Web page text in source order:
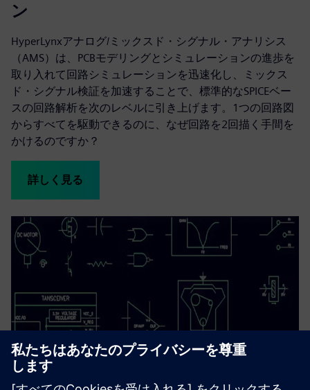
ン
HyperLynxアナログ/ミックスド・シグナル・アナリシス
（AMS）は、PCBモデリングとシミュレーションの進歩を
取り入れて回路シミュレーションを迅速化し、ミックス
ド・シグナル検証を加速することで、標準的なSPICEベー
スの回路解析を次のレベルに引き上げます。1つの回路図
からすべてを駆動できるのに、なぜ回路を2回描く手間を
かけるのですか？
詳しく見る